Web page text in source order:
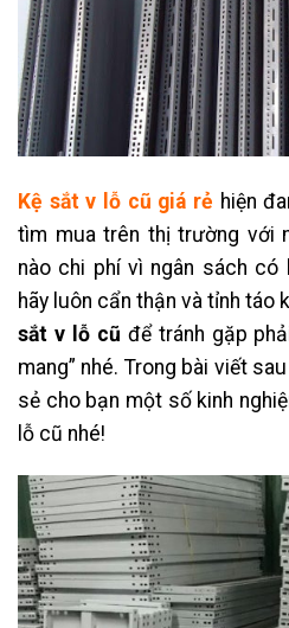
Kệ sắt v lỗ cũ giá rẻ hiện
tìm mua trên thị trường với
nào chi phí vì ngân sách có
hãy luôn cẩn thận và tỉnh táo
sắt v lỗ cũ để tránh gặp
mang” nhé. Trong bài viết
sẻ cho bạn một số kinh
lỗ cũ nhé!